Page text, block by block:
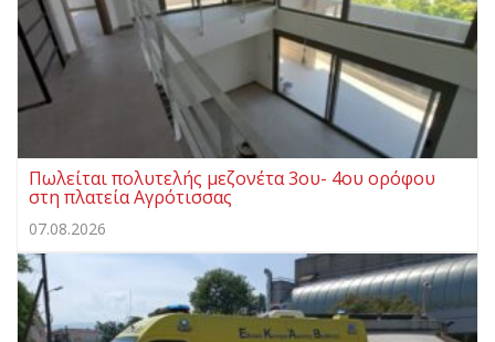
Πωλείται πολυτελής μεζονέτα 3ου- 4ου ορόφου
στη πλατεία Αγρότισσας
07.08.2026